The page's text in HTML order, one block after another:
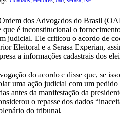
dos Advogados do Brasil
que é inconstitucional o
judicial. Ele criticou o acordo de
Eleitoral e a Serasa Experian,
a informações cadastrais dos
do acordo e disse que, se
uma ação judicial com um pedido
antes da manifestação da
o repasse dos dados
do tribunal.